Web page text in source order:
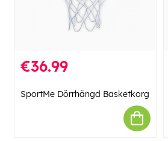
€36.99
SportMe Dörrhängd Basketkorg